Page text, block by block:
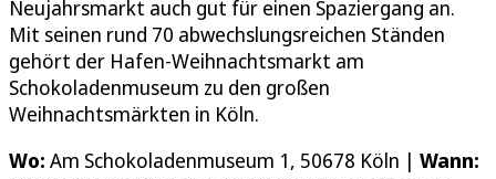
Neujahrsmarkt auch gut für einen Spaziergang an.
Mit seinen rund 70 abwechslungsreichen Ständen
gehört der Hafen-Weihnachtsmarkt am
Schokoladenmuseum zu den großen
Weihnachtsmärkten in Köln.
Wo: Am Schokoladenmuseum 1, 50678 Köln | Wann: